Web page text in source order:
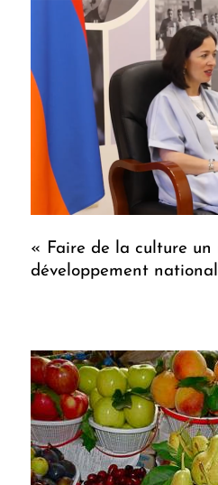
« Faire de la culture un
développement